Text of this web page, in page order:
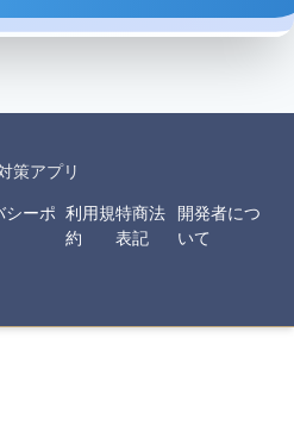
策アプリ
シーポ 利用規
約
特商法
表記
開発者につ
いて